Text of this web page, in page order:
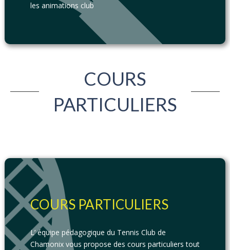
les animations club
COURS
PARTICULIERS
COURS PARTICULIERS
L’ équipe pédagogique du Tennis Club de
Chamonix vous propose des cours particuliers tout